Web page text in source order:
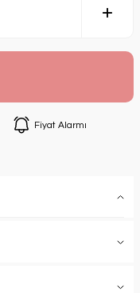
Fiyat Alarmı